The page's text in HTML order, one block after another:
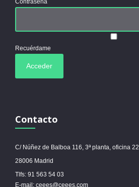
Contraseña
Recuérdame
Contacto
C/ Núñez de Balboa 116, 3ª planta, oficina 22
28006 Madrid
Tlfs: 91 563 54 03
E-mail: ceees@ceees.com